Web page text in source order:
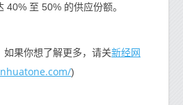
40% 至 50% 的供应份额。
如果你想了解更多，请关新经网
)